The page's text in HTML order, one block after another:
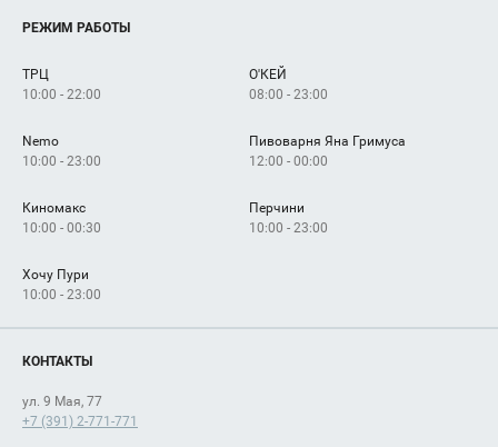
Услуги
Рекламодателям
Как добраться
РЕЖИМ РАБОТЫ
ТРЦ
10:00 - 22:00
О'КЕЙ
08:00 - 23:00
Nemo
10:00 - 23:00
Пивоварня Яна Гримуса
12:00 - 00:00
Киномакс
10:00 - 00:30
Перчини
10:00 - 23:00
Хочу Пури
10:00 - 23:00
КОНТАКТЫ
ул. 9 Мая, 77
+7 (391) 2-771-771